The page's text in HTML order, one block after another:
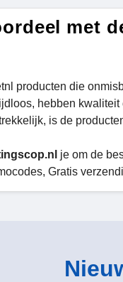
met
producten die
hebben
is de
je om de
Gratis